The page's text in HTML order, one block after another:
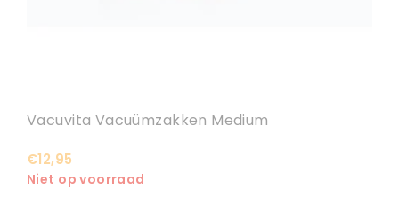
Vacuvita Vacuümzakken Medium
€12,95
Niet op voorraad